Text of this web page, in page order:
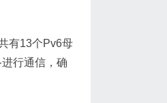
有13个Pv6母
行通信，确